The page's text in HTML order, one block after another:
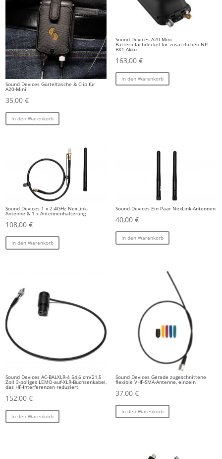
Sound Devices Gürteltasche & Clip für
A20-Mini
35,00€
In den Warenkorb
Sound Devices A20-Mini-
Batteriefachdeckel für zusätzlichen NP-
BX1 Akku
163,00 €
In den Warenkorb
Sound Devices 1 x 2.4GHz NexLink-
Antenne & 1 x Antennenhalterung
108,00€
In den Warenkorb
Sound Devices Ein Paar NexLink-Antennen
40,00 €
In den Warenkorb
Sound Devices AC-BALXLR-4 54,6 cm/21,5
Zoll 3-poliges LEMO-auf-XLR-Buchsenkabel,
das HF-Interferenzen reduziert.
152,00€
In den Warenkorb
Sound Devices Gerade zugeschnittene
flexible VHF-SMA-Antenne, einzeln
37,00 €
In den Warenkorb